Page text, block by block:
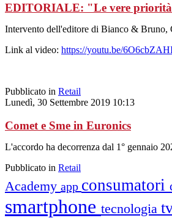
EDITORIALE: "Le vere priorità
Intervento dell'editore di Bianco & Bruno,
Link al video: https://youtu.be/
Pubblicato in Retail
Lunedì, 30 Settembre 2019 10:13
Comet e Sme in Euronics
L'accordo ha decorrenza dal 1° gennaio
Pubblicato in Retail
Academy app consumatori
smartphone tecnologia